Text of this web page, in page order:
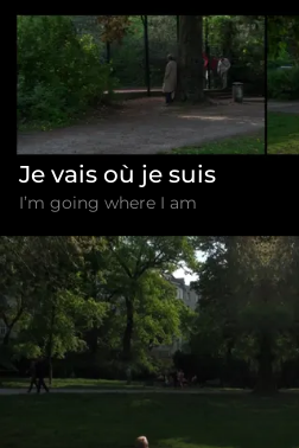
Je vais où je suis
I’m going where I am